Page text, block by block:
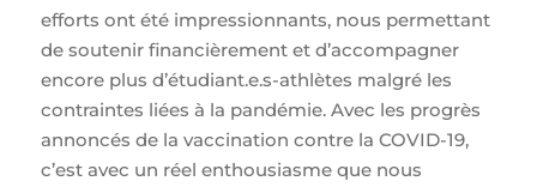
efforts ont été impressionnants, nous permettant
de soutenir financièrement et d’accompagner
encore plus d’étudiant.e.s-athlètes malgré les
contraintes liées à la pandémie. Avec les progrès
annoncés de la vaccination contre la COVID-19,
c’est avec un réel enthousiasme que nous